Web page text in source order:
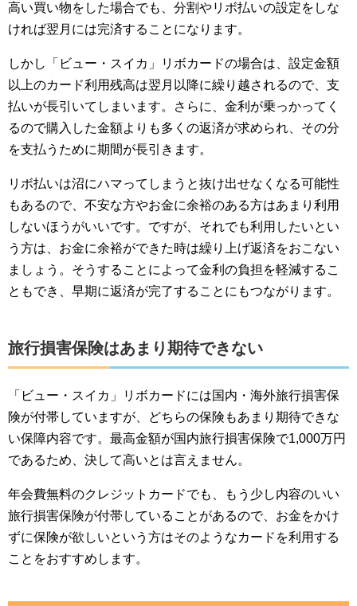
高い買い物をした場合でも、分割やリボ払いの設定をしな
ければ翌月には完済することになります。
しかし「ビュー・スイカ」リボカードの場合は、設定金額
以上のカード利用残高は翌月以降に繰り越されるので、支
払いが長引いてしまいます。さらに、金利が乗っかってく
るので購入した金額よりも多くの返済が求められ、その分
を支払うために期間が長引きます。
リボ払いは沼にハマってしまうと抜け出せなくなる可能性
もあるので、不安な方やお金に余裕のある方はあまり利用
しないほうがいいです。ですが、それでも利用したいとい
う方は、お金に余裕ができた時は繰り上げ返済をおこない
ましょう。そうすることによって金利の負担を軽減するこ
ともでき、早期に返済が完了することにもつながります。
旅行損害保険はあまり期待できない
「ビュー・スイカ」リボカードには国内・海外旅行損害保
険が付帯していますが、どちらの保険もあまり期待できな
い保障内容です。最高金額が国内旅行損害保険で1,000万円
であるため、決して高いとは言えません。
年会費無料のクレジットカードでも、もう少し内容のいい
旅行損害保険が付帯していることがあるので、お金をかけ
ずに保険が欲しいという方はそのようなカードを利用する
ことをおすすめします。